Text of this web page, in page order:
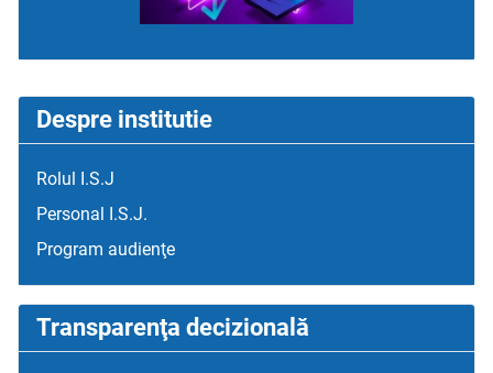
Despre institutie
Rolul I.S.J
Personal I.S.J.
Program audienţe
Transparenţa decizională